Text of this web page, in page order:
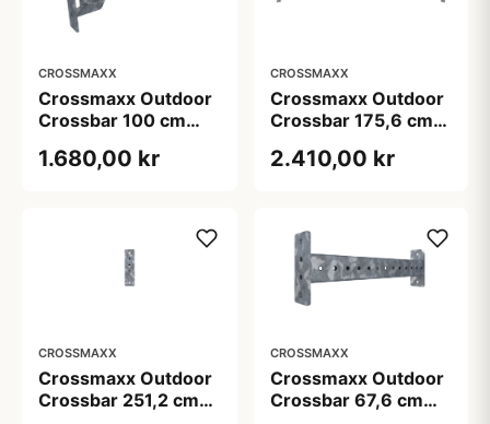
CROSSMAXX
Crossmaxx Outdoor
Crossbar 100 cm
træningsstang til
1.680,00 kr
CROSSMAXX
Crossmaxx Outdoor
Crossbar 175,6 cm
bar
2.410,00 kr
CROSSMAXX
Crossmaxx Outdoor
Crossbar 251,2 cm
CROSSMAXX
Crossmaxx Outdoor
Crossbar 67,6 cm